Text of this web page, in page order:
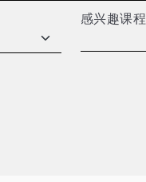
感兴趣课程